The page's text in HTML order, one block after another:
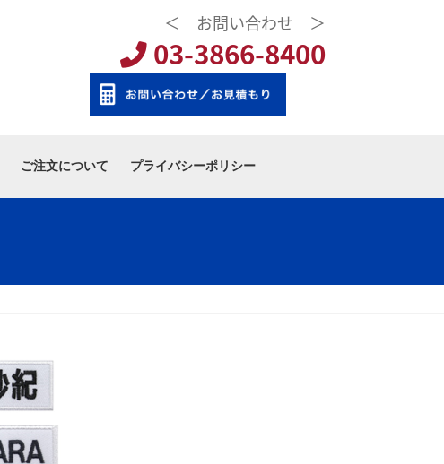
＜ お問い合わせ ＞
03-3866-8400
ご注文について プライバシーポリシー